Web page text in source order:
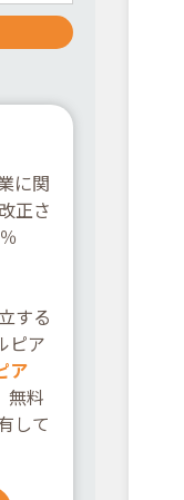
に関
正さ
する
ピア
ア
無料
して